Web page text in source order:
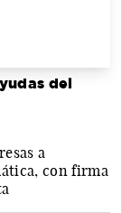
del
a
con firma